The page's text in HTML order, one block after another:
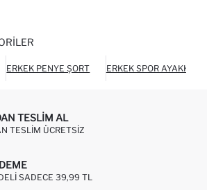
ERKEK PENYE ŞORT ERKEK SPOR AYAKKABI
TESLIM AL
TESLIM ÜCRETSIZ
SADECE 39,99 TL